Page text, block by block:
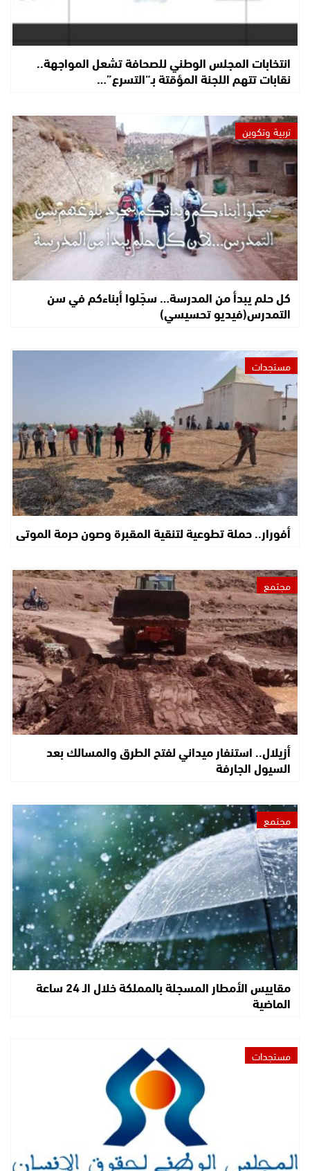
انتخابات المجلس الوطني للصحافة تشعل المواجهة..
نقابات تتهم اللجنة المؤقتة بـ“التسرع”…
تربية وتكوين
كل حلم يبدأ من المدرسة… سجّلوا أبناءكم في سن
التمدرس(فيديو تحسيسي)
مستجدات
أفورار.. حملة تطوعية لتنقية المقبرة وصون حرمة الموتى
مجتمع
أزيلال.. استنفار ميداني لفتح الطرق والمسالك بعد
السيول الجارفة
مجتمع
مقاييس الأمطار المسجلة بالمملكة خلال الـ 24 ساعة
الماضية
مستجدات